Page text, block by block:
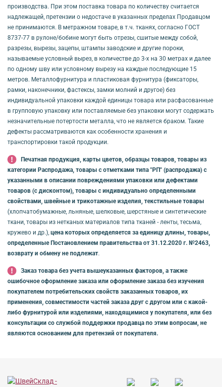
производства. При этом поставка товара по количеству считается
надлежащей, претензии о недостаче в указанных пределах Продавцом
не принимаются. В метражном товаре, в т.ч. тканях, согласно ГОСТ
8737-77 в рулоне/бобине могут быть отрезы, сшитые между собой,
разрезы, вырезы, зацепы, штампы заводские и другие пороки,
называемые условный вырез, в количестве до 3-х на 30 метрах и далее
по одному шву или условному вырезу на каждые последующие 15
метров. Металлофурнитура и пластиковая фурнитура (фиксаторы,
рамки, наконечники, фастексы, замки молний и другое) без
индивидуальной упаковки каждой единицы товара или расфасованные
в групповую упаковку или поставляемые без упаковки могут содержать
незначительные потертости металла, что не является браком. Такие
дефекты рассматриваются как особенности хранения и
транспортировки такой продукции.
Печатная продукция, карты цветов, образцы товаров, товары из
категории Распродажа, товары с отметками типа "РП" (распродажа) с
указанными в описании повреждениями упаковки или дефектами
товаров (с дисконтом), товары с индивидуально определенными
свойствами, швейные и трикотажные изделия, текстильные товары
(хлопчатобумажные, льняные, шелковые, шерстяные и синтетические
ткани, товары из нетканых материалов типа тканей - ленты, тесьма,
кружево и др.), цена которых определяется за единицу длины, товары,
определенные Постановлением правительства от 31.12.2020 г. №2463,
возврату и обмену не подлежат.
Заказ товара без учета вышеуказанных факторов, а также
ошибочное оформление заказа или оформление заказа без изучения
покупателем потребительских свойств заказанных товаров, их
применения, совместимости частей заказа друг с другом или с какой-
либо фурнитурой или изделиями, находящимися у покупателя, или без
консультации со службой поддержки продавца по этим вопросам, не
являются основанием для претензий от покупателя.